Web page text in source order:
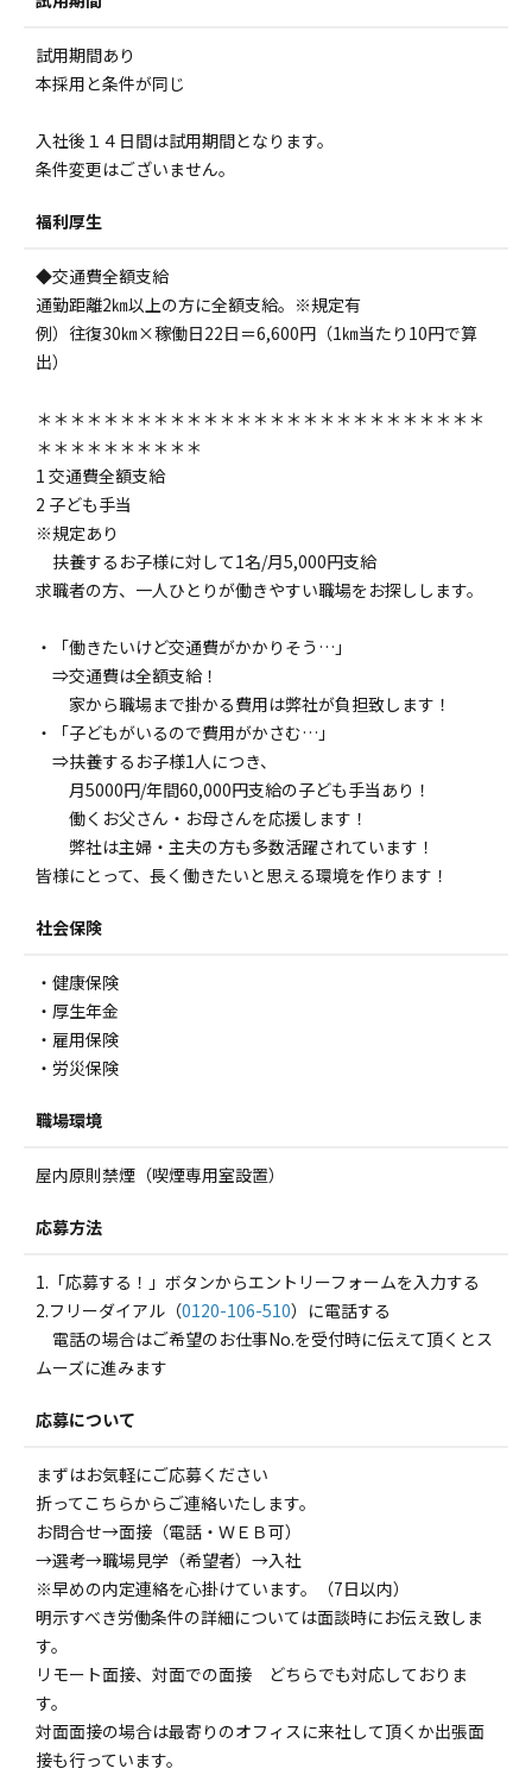
試用期間あり
本採用と条件が同じ
入社後１４日間は試用期間となります。
条件変更はございません。
福利厚生
◆交通費全額支給
通勤距離2㎞以上の方に全額支給。※規定有
例）往復30㎞×稼働日22日＝6,600円（1㎞当たり10円で算
出）
＊＊＊＊＊＊＊＊＊＊＊＊＊＊＊＊＊＊＊＊＊＊＊＊＊＊＊
＊＊＊＊＊＊＊＊＊＊
1 交通費全額支給
2 子ども手当
※規定あり
扶養するお子様に対して1名/月5,000円支給
求職者の方、一人ひとりが働きやすい職場をお探しします。
・「働きたいけど交通費がかかりそう…」
⇒交通費は全額支給！
家から職場まで掛かる費用は弊社が負担致します！
・「子どもがいるので費用がかさむ…」
⇒扶養するお子様1人につき、
月5000円/年間60,000円支給の子ども手当あり！
働くお父さん・お母さんを応援します！
弊社は主婦・主夫の方も多数活躍されています！
皆様にとって、長く働きたいと思える環境を作ります！
社会保険
・健康保険
・厚生年金
・雇用保険
・労災保険
職場環境
屋内原則禁煙（喫煙専用室設置）
応募方法
1.「応募する！」ボタンからエントリーフォームを入力する
2.フリーダイアル（0120-106-510）に電話する
電話の場合はご希望のお仕事No.を受付時に伝えて頂くとス
ムーズに進みます
応募について
まずはお気軽にご応募ください
折ってこちらからご連絡いたします。
お問合せ→面接（電話・ＷＥＢ可）
→選考→職場見学（希望者）→入社
※早めの内定連絡を心掛けています。（7日以内）
明示すべき労働条件の詳細については面談時にお伝え致しま
す。
リモート面接、対面での面接 どちらでも対応しておりま
す。
対面面接の場合は最寄りのオフィスに来社して頂くか出張面
接も行っています。